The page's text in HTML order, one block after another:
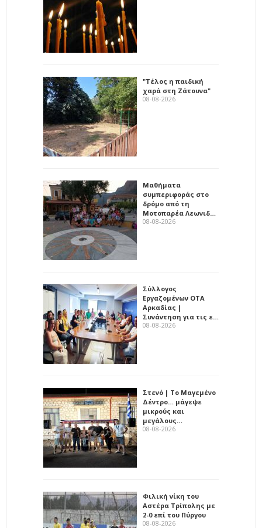
"Τέλος η παιδική
χαρά στη Ζάτουνα"
08-08-2026
Μαθήματα
συμπεριφοράς στο
δρόμο από τη
Μοτοπαρέα Λεωνιδ…
08-08-2026
Σύλλογος
Εργαζομένων ΟΤΑ
Αρκαδίας |
Συνάντηση για τις ε…
08-08-2026
Στενό | Το Μαγεμένο
Δέντρο… μάγεψε
μικρούς και
μεγάλους…
08-08-2026
Φιλική νίκη του
Αστέρα Τρίπολης με
2-0 επί του Πύργου
08-08-2026